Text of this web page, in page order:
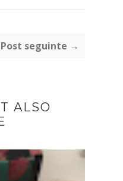
Post seguinte →
ALSO